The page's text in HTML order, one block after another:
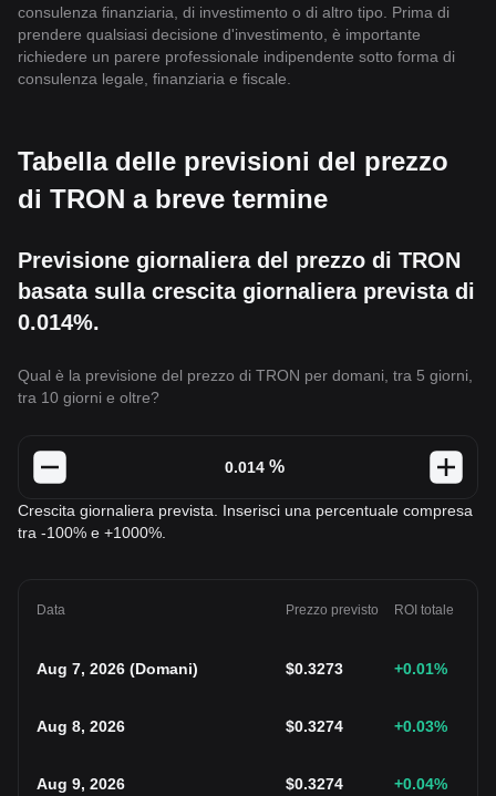
consulenza finanziaria, di investimento o di altro tipo. Prima di
prendere qualsiasi decisione d'investimento, è importante
richiedere un parere professionale indipendente sotto forma di
consulenza legale, finanziaria e fiscale.
Tabella delle previsioni del prezzo
di TRON a breve termine
Previsione giornaliera del prezzo di TRON
basata sulla crescita giornaliera prevista di
0.014%.
Qual è la previsione del prezzo di TRON per domani, tra 5 giorni,
tra 10 giorni e oltre?
%
Crescita giornaliera prevista. Inserisci una percentuale compresa
tra -100% e +1000%.
Data Prezzo previsto ROI totale
Aug 7, 2026 (Domani) $0.3273 +0.01%
Aug 8, 2026 $0.3274 +0.03%
Aug 9, 2026 $0.3274 +0.04%